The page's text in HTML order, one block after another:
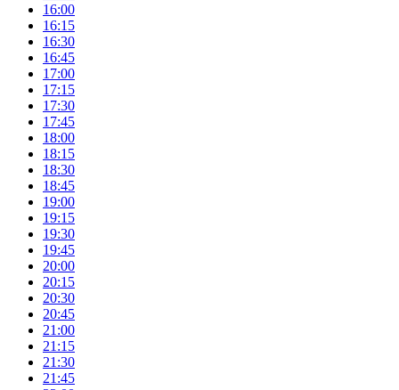
16:00
16:15
16:30
16:45
17:00
17:15
17:30
17:45
18:00
18:15
18:30
18:45
19:00
19:15
19:30
19:45
20:00
20:15
20:30
20:45
21:00
21:15
21:30
21:45